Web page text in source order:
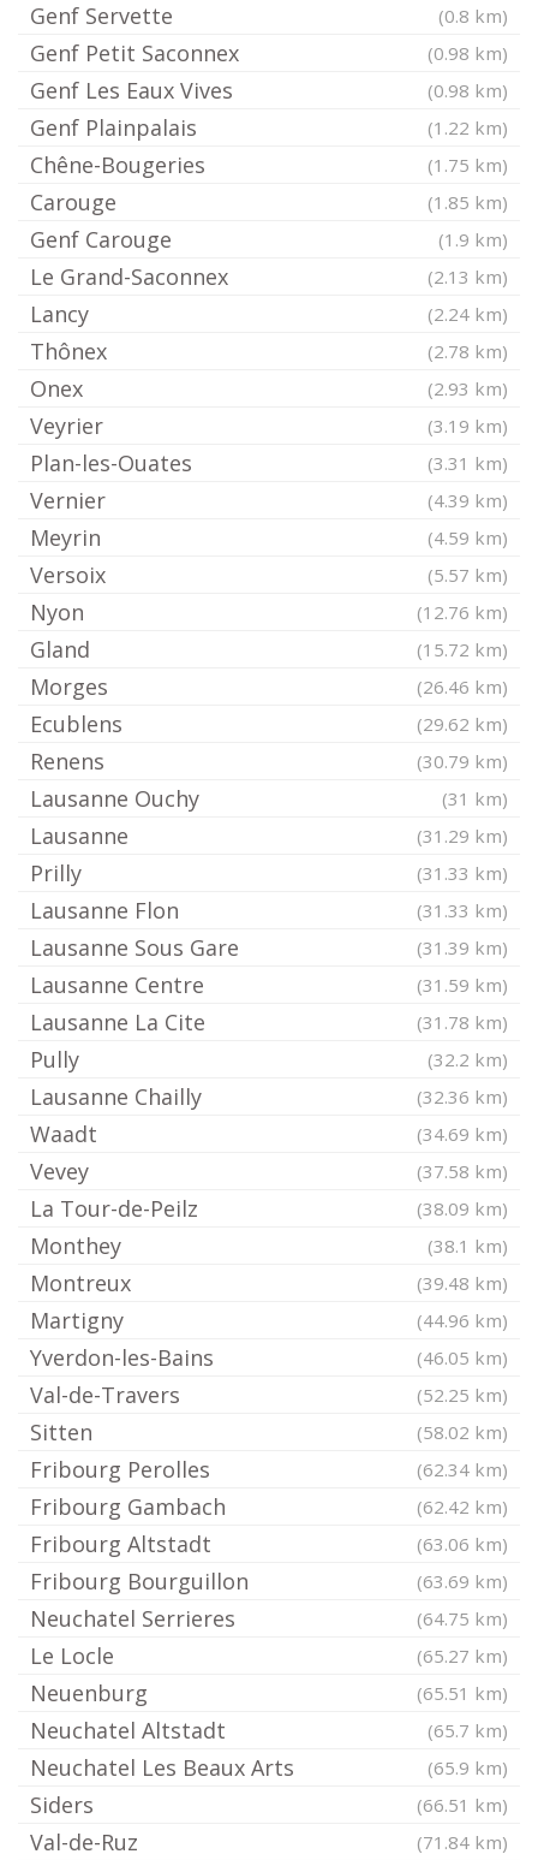
Genf Servette (0.8 km)
Genf Petit Saconnex (0.98 km)
Genf Les Eaux Vives (0.98 km)
Genf Plainpalais (1.22 km)
Chêne-Bougeries (1.75 km)
Carouge (1.85 km)
Genf Carouge (1.9 km)
Le Grand-Saconnex (2.13 km)
Lancy (2.24 km)
Thônex (2.78 km)
Onex (2.93 km)
Veyrier (3.19 km)
Plan-les-Ouates (3.31 km)
Vernier (4.39 km)
Meyrin (4.59 km)
Versoix (5.57 km)
Nyon (12.76 km)
Gland (15.72 km)
Morges (26.46 km)
Ecublens (29.62 km)
Renens (30.79 km)
Lausanne Ouchy (31 km)
Lausanne (31.29 km)
Prilly (31.33 km)
Lausanne Flon (31.33 km)
Lausanne Sous Gare (31.39 km)
Lausanne Centre (31.59 km)
Lausanne La Cite (31.78 km)
Pully (32.2 km)
Lausanne Chailly (32.36 km)
Waadt (34.69 km)
Vevey (37.58 km)
La Tour-de-Peilz (38.09 km)
Monthey (38.1 km)
Montreux (39.48 km)
Martigny (44.96 km)
Yverdon-les-Bains (46.05 km)
Val-de-Travers (52.25 km)
Sitten (58.02 km)
Fribourg Perolles (62.34 km)
Fribourg Gambach (62.42 km)
Fribourg Altstadt (63.06 km)
Fribourg Bourguillon (63.69 km)
Neuchatel Serrieres (64.75 km)
Le Locle (65.27 km)
Neuenburg (65.51 km)
Neuchatel Altstadt (65.7 km)
Neuchatel Les Beaux Arts (65.9 km)
Siders (66.51 km)
Val-de-Ruz (71.84 km)